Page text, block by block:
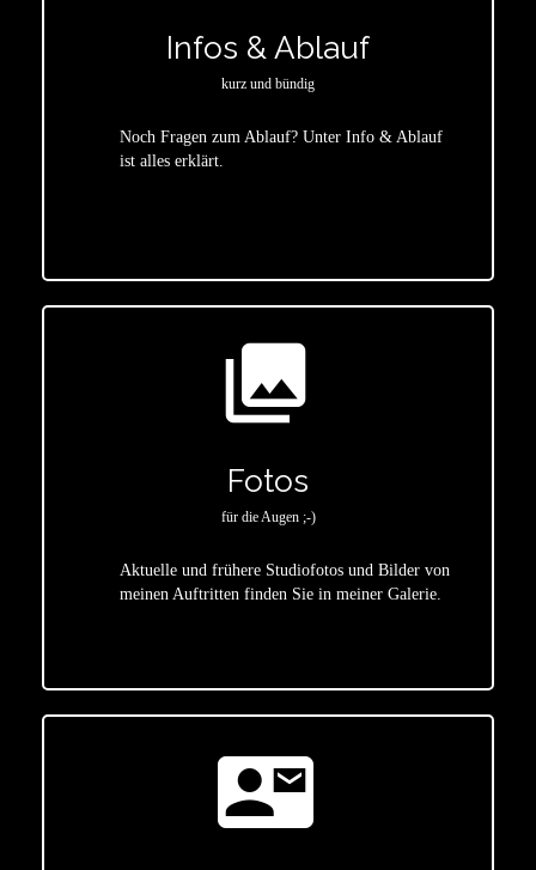
Infos & Ablauf
kurz und bündig
Noch Fragen zum Ablauf? Unter Info & Ablauf
ist alles erklärt.
photo_library
Fotos
für die Augen ;-)
Aktuelle und frühere Studiofotos und Bilder von
meinen Auftritten finden Sie in meiner Galerie.
contact_mail